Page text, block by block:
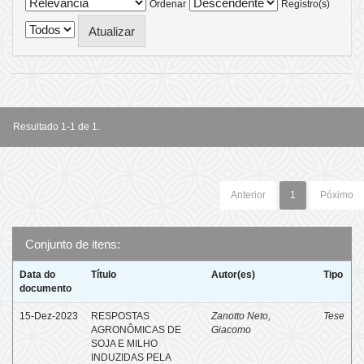
Ordenar
Registro(s)
Resultado 1-1 de 1.
Anterior 1 Póximo
Conjunto de itens:
Data do
documento
Título Autor(es) Tipo
15-Dez-2023
RESPOSTAS
AGRONÔMICAS DE
SOJA E MILHO
INDUZIDAS PELA
Zanotto Neto,
Giacomo
Tese